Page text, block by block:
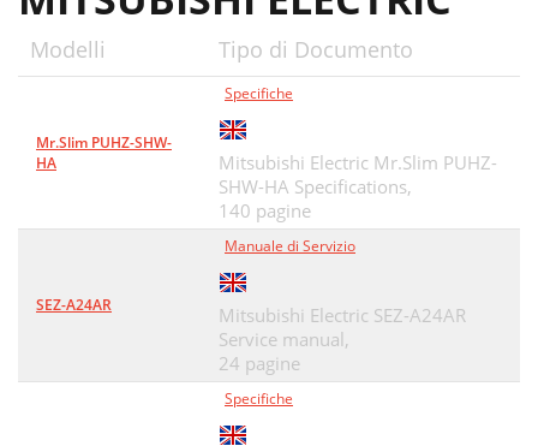
Modelli Tipo di Documento
Mr.Slim PUHZ-SHW-
HA
Specifiche
Mitsubishi Electric Mr.Slim PUHZ-
SHW-HA Specifications,
140 pagine
SEZ-A24AR
Manuale di Servizio
Mitsubishi Electric SEZ-A24AR
Service manual,
24 pagine
Specifiche